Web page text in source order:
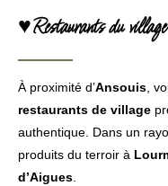
♥Restaurants du village
À proximité d’Ansouis,
restaurants de village
authentique. Dans un
produits du terroir à
d’Aigues.